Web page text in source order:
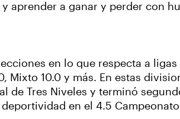
aprender a ganar y perder con
en lo que respecta a
Mixto 10.0 y más. En estas
de Tres Niveles y terminó
en el 4.5